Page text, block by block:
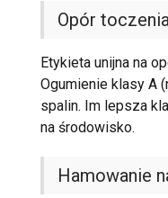
Opór
Etykieta unijna na
Ogumienie klasy A
spalin. Im lepsza
na środowisko.
Hamowanie